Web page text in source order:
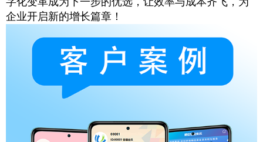
企业开启新的增长篇章！